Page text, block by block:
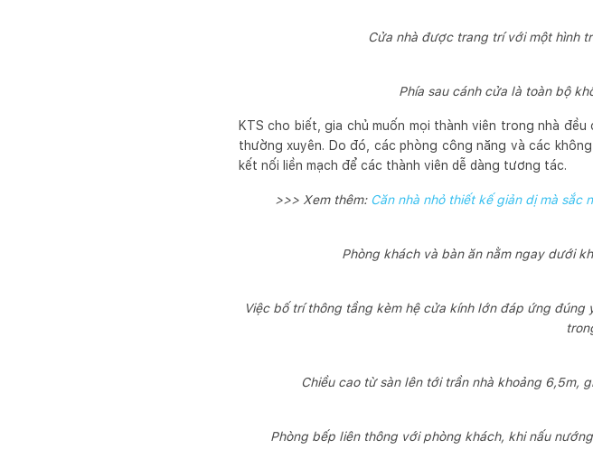
Cửa nhà được trang trí với một hình
Phía sau cánh cửa là toàn bộ
KTS cho biết, gia chủ muốn mọi thành viên trong nhà
thường xuyên. Do đó, các phòng công năng và các
kết nối liền mạch để các thành viên dễ dàng tương tác.
>>> Xem thêm: Căn nhà nhỏ thiết kế giản dị mà sắc
Phòng khách và bàn ăn nằm ngay dưới
Việc bố trí thông tầng kèm hệ cửa kính lớn đáp ứng
Chiều cao từ sàn lên tới trần nhà khoảng 6,5m,
Phòng bếp liên thông với phòng khách, khi nấu